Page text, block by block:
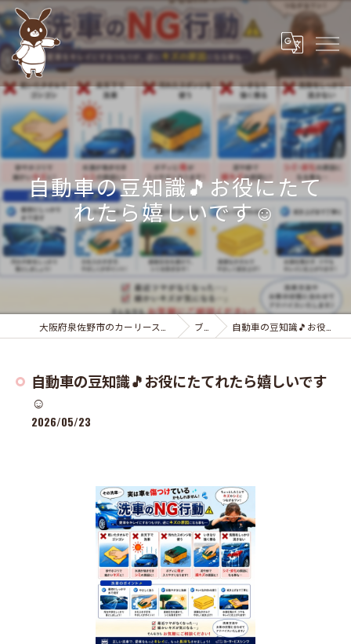
自動車の豆知識🎵お役にたて
れたら嬉しいです☺
ブログ 自動車の豆知識🎵お役にたてれたら嬉しいです☺
自動車の豆知識🎵お役にたてれたら嬉しいです
☺
2026/05/23